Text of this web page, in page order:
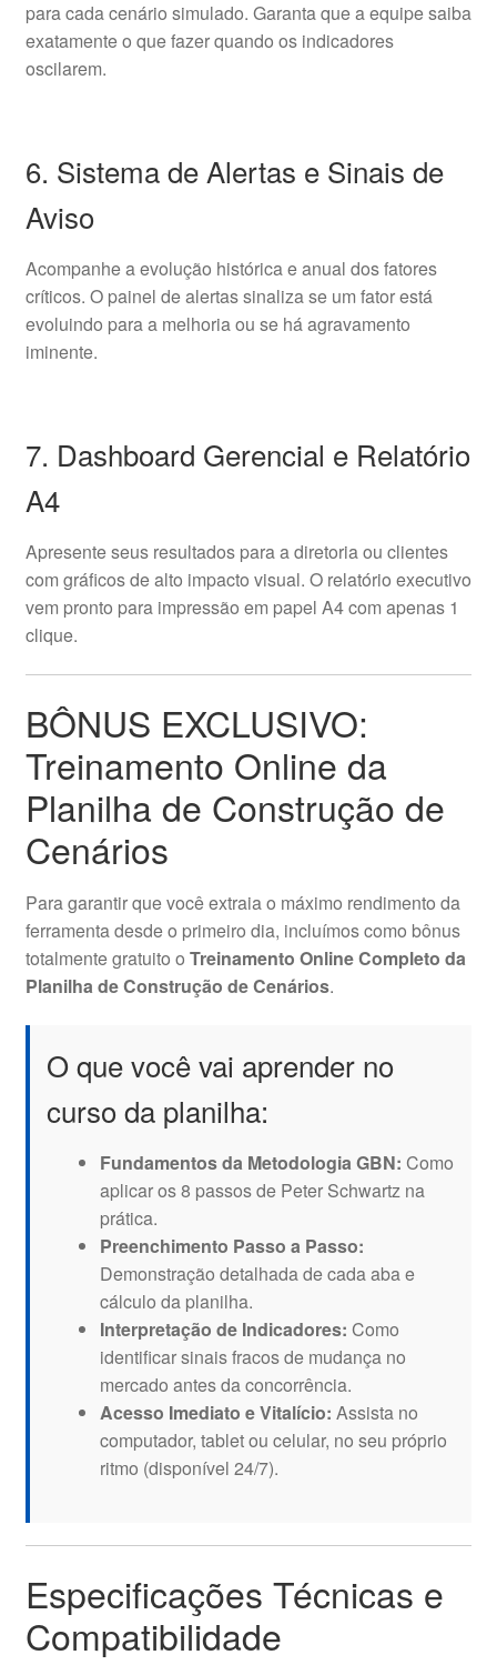
para cada cenário simulado. Garanta que a equipe saiba
exatamente o que fazer quando os indicadores
oscilarem.
6. Sistema de Alertas e Sinais de
Aviso
Acompanhe a evolução histórica e anual dos fatores
críticos. O painel de alertas sinaliza se um fator está
evoluindo para a melhoria ou se há agravamento
iminente.
7. Dashboard Gerencial e Relatório
A4
Apresente seus resultados para a diretoria ou clientes
com gráficos de alto impacto visual. O relatório executivo
vem pronto para impressão em papel A4 com apenas 1
clique.
BÔNUS EXCLUSIVO:
Treinamento Online da
Planilha de Construção de
Cenários
Para garantir que você extraia o máximo rendimento da
ferramenta desde o primeiro dia, incluímos como bônus
totalmente gratuito o Treinamento Online Completo da
Planilha de Construção de Cenários.
O que você vai aprender no
curso da planilha:
Fundamentos da Metodologia GBN: Como
aplicar os 8 passos de Peter Schwartz na
prática.
Preenchimento Passo a Passo:
Demonstração detalhada de cada aba e
cálculo da planilha.
Interpretação de Indicadores: Como
identificar sinais fracos de mudança no
mercado antes da concorrência.
Acesso Imediato e Vitalício: Assista no
computador, tablet ou celular, no seu próprio
ritmo (disponível 24/7).
Especificações Técnicas e
Compatibilidade